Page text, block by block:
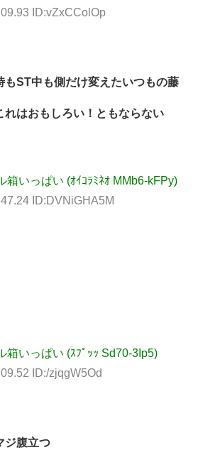
ID:vZxCColOp
もST中も側だけ変えたいつもの藤
れはおもしろい！ともならない
箱いっぱい (ｵｲｺﾗﾐﾈｵ MMb6-kFPy)
ID:DVNiGHA5M
箱いっぱい (ｽﾌﾟｯｯ Sd70-3Ip5)
ID:/zjqgW5Od
ジ腹立つ